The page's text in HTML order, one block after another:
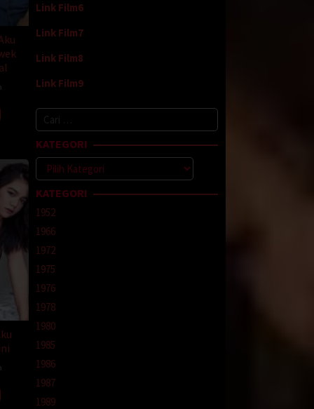
Link Film6
Link Film7
Link Film8
Link Film9
Cari
untuk:
KATEGORI
Kategori
KATEGORI
1952
1966
1972
1975
1976
1978
1980
1985
1986
1987
1989